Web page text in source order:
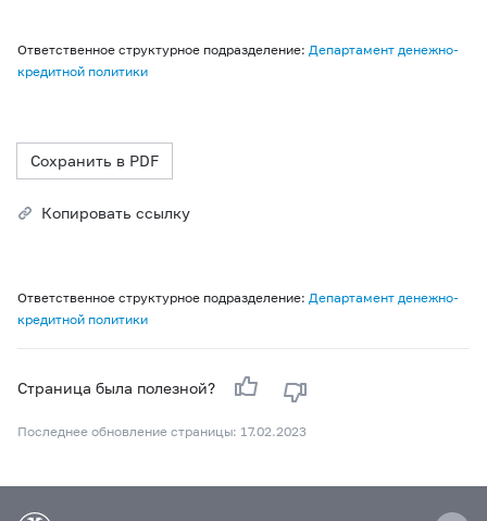
Ответственное структурное подразделение: Департамент денежно-
кредитной политики
Сохранить в PDF
Копировать ссылку
Ответственное структурное подразделение: Департамент денежно-
кредитной политики
Страница была полезной?
Последнее обновление страницы: 17.02.2023